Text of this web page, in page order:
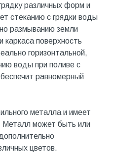
различных форм и
стеканию с грядки воды
размыванию земли
поверхность
горизонтальной,
воды при поливе с
равномерный
металла и имеет
Металл может быть или
цветов.